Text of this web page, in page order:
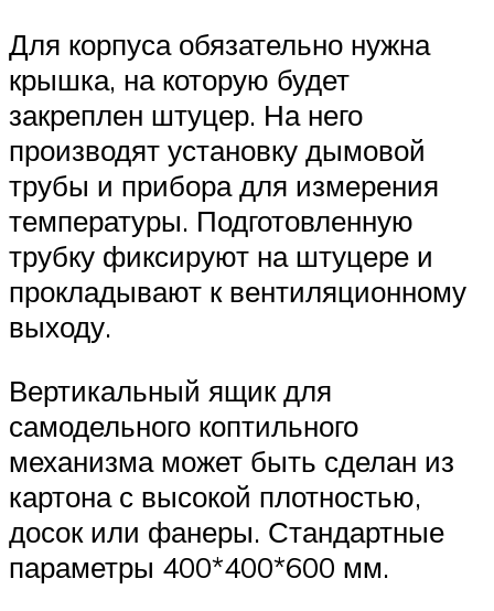
Для корпуса обязательно нужна
крышка, на которую будет
закреплен штуцер. На него
производят установку дымовой
трубы и прибора для измерения
температуры. Подготовленную
трубку фиксируют на штуцере и
прокладывают к вентиляционному
выходу.
Вертикальный ящик для
самодельного коптильного
механизма может быть сделан из
картона с высокой плотностью,
досок или фанеры. Стандартные
параметры 400*400*600 мм.